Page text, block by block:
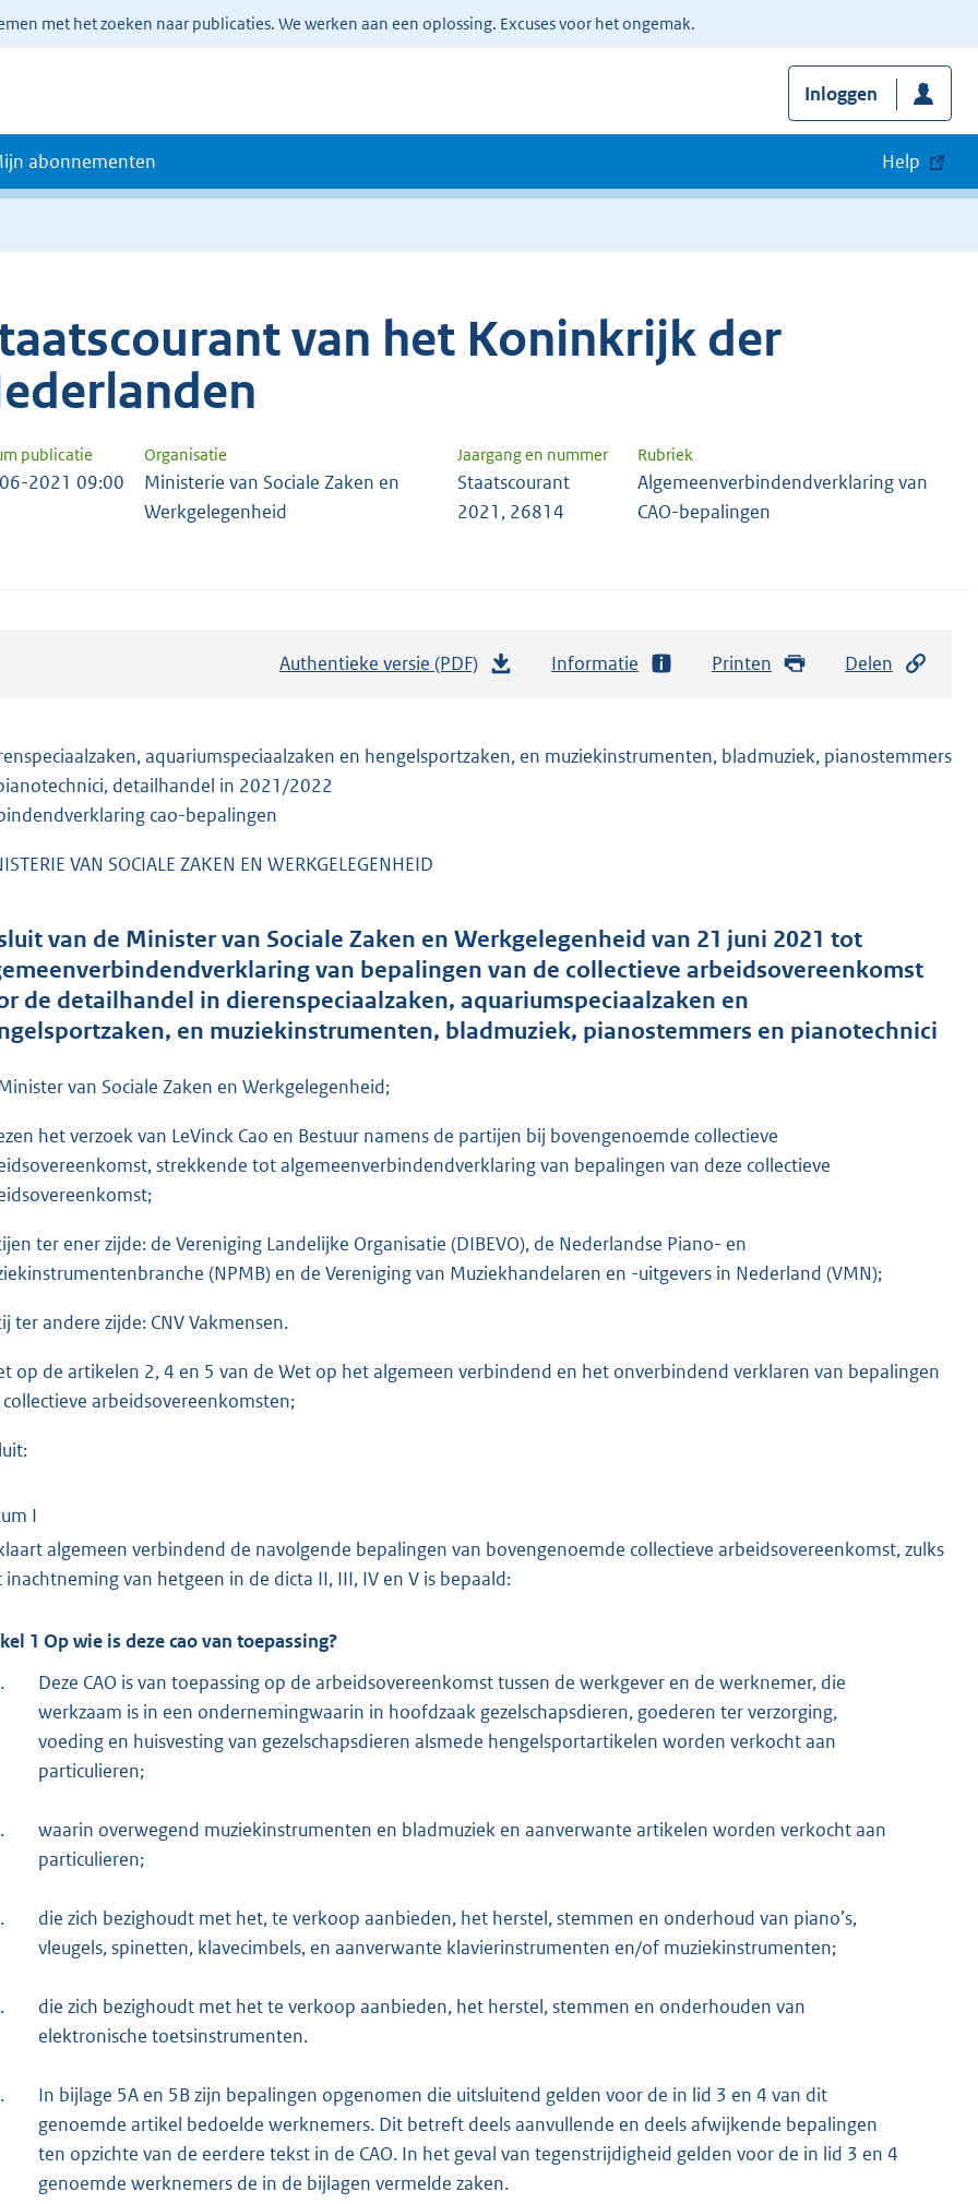
met het zoeken naar publicaties. We werken aan een oplossing. Excuses voor het ongemak.
Inloggen
abonnementen Help
van het Koninkrijk der
publicatie Organisatie Jaargang en nummer Rubriek
2021 09:00
Ministerie van Sociale Zaken en
Werkgelegenheid
Staatscourant
2021, 26814
Algemeenverbindendverklaring van
CAO-bepalingen
Authentieke versie (PDF)
t
t
t
1
,
b
Informatie Printen Delen
aquariumspeciaalzaken en hengelsportzaken, en muziekinstrumenten, bladmuziek, pianostemmers
detailhandel in 2021/2022
cao-bepalingen
VAN SOCIALE ZAKEN EN WERKGELEGENHEID
van de Minister van Sociale Zaken en Werkgelegenheid van 21 juni 2021 tot
van bepalingen van de collectieve arbeidsovereenkomst
de detailhandel in dierenspeciaalzaken, aquariumspeciaalzaken en
en muziekinstrumenten, bladmuziek, pianostemmers en pianotechnici
van Sociale Zaken en Werkgelegenheid;
het verzoek van LeVinck Cao en Bestuur namens de partijen bij bovengenoemde collectieve
strekkende tot algemeenverbindendverklaring van bepalingen van deze collectieve
ter ener zijde: de Vereniging Landelijke Organisatie (DIBEVO), de Nederlandse Piano- en
(NPMB) en de Vereniging van Muziekhandelaren en -uitgevers in Nederland (VMN);
ter andere zijde: CNV Vakmensen.
op de artikelen 2, 4 en 5 van de Wet op het algemeen verbindend en het onverbindend verklaren van bepalingen
arbeidsovereenkomsten;
I
algemeen verbindend de navolgende bepalingen van bovengenoemde collectieve arbeidsovereenkomst, zulks
inachtneming van hetgeen in de dicta II, III, IV en V is bepaald:
1 Op wie is deze cao van toepassing?
Deze CAO is van toepassing op de arbeidsovereenkomst tussen de werkgever en de werknemer, die
werkzaam is in een ondernemingwaarin in hoofdzaak gezelschapsdieren, goederen ter verzorging,
voeding en huisvesting van gezelschapsdieren alsmede hengelsportartikelen worden verkocht aan
particulieren;
waarin overwegend muziekinstrumenten en bladmuziek en aanverwante artikelen worden verkocht aan
particulieren;
die zich bezighoudt met het, te verkoop aanbieden, het herstel, stemmen en onderhoud van piano’s,
vleugels, spinetten, klavecimbels, en aanverwante klavierinstrumenten en/of muziekinstrumenten;
die zich bezighoudt met het te verkoop aanbieden, het herstel, stemmen en onderhouden van
elektronische toetsinstrumenten.
In bijlage 5A en 5B zijn bepalingen opgenomen die uitsluitend gelden voor de in lid 3 en 4 van dit
genoemde artikel bedoelde werknemers. Dit betreft deels aanvullende en deels afwijkende bepalingen
ten opzichte van de eerdere tekst in de CAO. In het geval van tegenstrijdigheid gelden voor de in lid 3 en 4
genoemde werknemers de in de bijlagen vermelde zaken.